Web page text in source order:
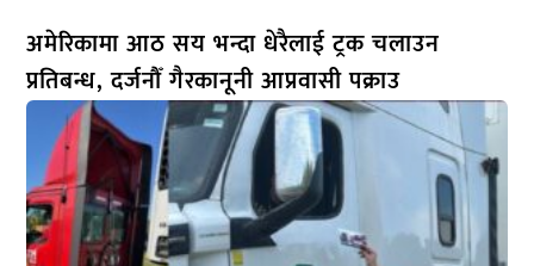
अमेरिकामा आठ सय भन्दा धेरैलाई ट्रक चलाउन
प्रतिबन्ध, दर्जनौँ गैरकानूनी आप्रवासी पक्राउ